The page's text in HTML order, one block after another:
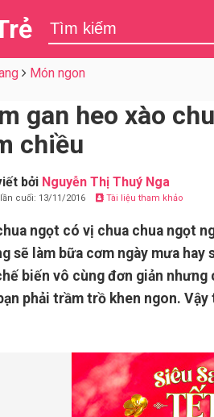
Món ngon
gan heo xào
chiều
bởi Nguyễn Thị Thuý Nga
cuối: 13/11/2016 Tài liệu tham khảo
ngọt có vị chua chua ngọt
sẽ làm bữa cơm ngày mưa
biến vô cùng đơn giản nhưng
phải trầm trồ khen ngon.